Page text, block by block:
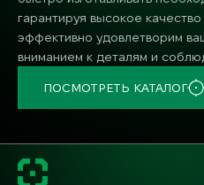
гарантируя высокое
эффективно удовлетворим
вниманием к деталям и
ПОСМОТРЕТЬ КАТАЛОГ